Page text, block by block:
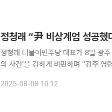
정청래 “尹 비상계엄 성공했
정청래 더불어민주당 대표가 8일 광
의 사건’을 강하게 비판하며 “광주 영
대통령도, 정청래도 불귀(不歸)의 객(
2025-08-08 10:12